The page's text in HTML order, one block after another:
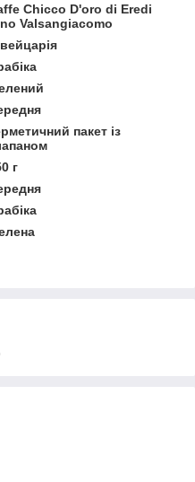
Chicco D'oro di Eredi
Valsangiacomo
пакет із
г